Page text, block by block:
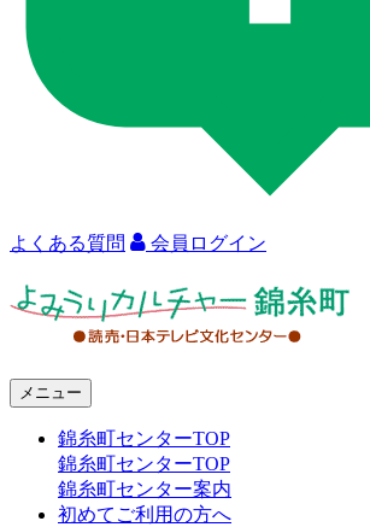
よくある質問 会員ログイン
メニュー
錦糸町センターTOP
錦糸町センターTOP
錦糸町センター案内
初めてご利用の方へ